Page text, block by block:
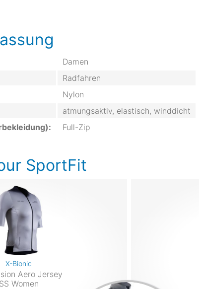
Damen
Radfahren
Nylon
atmungsaktiv, elastisch, winddicht
Full-Zip
SportFit
X-Bionic
Aero Jersey
SS Women